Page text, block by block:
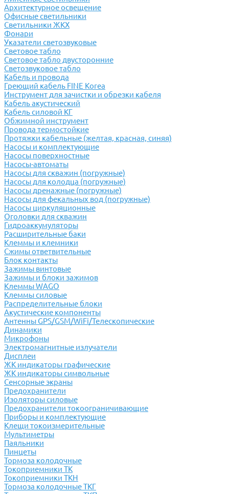
Архитектурное освещение
Офисные светильники
Светильники ЖКХ
Фонари
Указатели светозвуковые
Световое табло
Световое табло двусторонние
Светозвуковое табло
Кабель и провода
Греющий кабель FINE Korea
Инструмент для зачистки и обрезки кабеля
Кабель акустический
Кабель силовой КГ
Обжимной инструмент
Провода термостойкие
Протяжки кабельные (желтая, красная, синяя)
Насосы и комплектующие
Насосы поверхностные
Насосы-автоматы
Насосы для скважин (погружные)
Насосы для колодца (погружные)
Насосы дренажные (погружные)
Насосы для фекальных вод (погружные)
Насосы циркуляционные
Оголовки для скважин
Гидроаккумуляторы
Расширительные баки
Клеммы и клемники
Cжимы ответвительные
Блок контакты
Зажимы винтовые
Зажимы и блоки зажимов
Клеммы WAGO
Клеммы силовые
Распределительные блоки
Акустические компоненты
Антенны GPS/GSM/WiFi/Телескопические
Динамики
Микрофоны
Электромагнитные излучатели
Дисплеи
ЖК индикаторы графические
ЖК индикаторы символьные
Сенсорные экраны
Предохранители
Изоляторы силовые
Предохранители токоограничивающие
Приборы и комплектующие
Клещи токоизмерительные
Мультиметры
Паяльники
Пинцеты
Тормоза колодочные
Токоприемники ТК
Токоприемники ТКН
Тормоза колодочные ТКГ